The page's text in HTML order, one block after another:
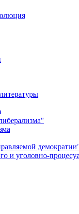
и уголовно-